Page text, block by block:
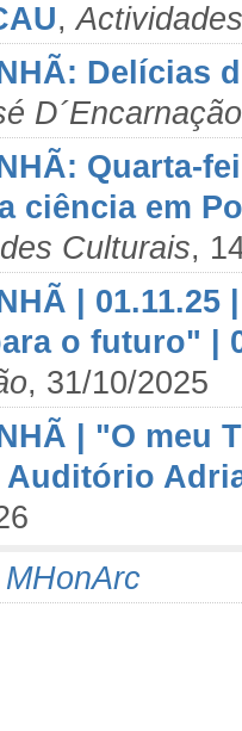
,
Delícias
D´Encarnação
Quarta-
ciência em
Culturais,
|
o futuro" |
, 31/10/2025
| "O meu
MHonArc